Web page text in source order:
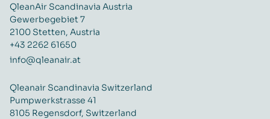
QleanAir Scandinavia Austria
Gewerbegebiet 7
2100 Stetten, Austria
+43 2262 61650
info@qleanair.at
Qleanair Scandinavia Switzerland
Pumpwerkstrasse 41
8105 Regensdorf, Switzerland